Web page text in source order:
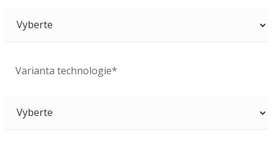
Varianta technologie*